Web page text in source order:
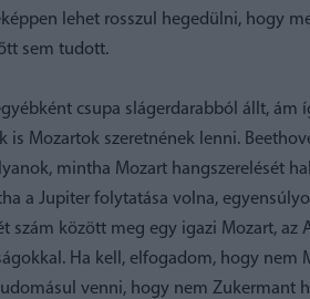
lehet rosszul hegedülni, hogy
sem tudott.
csupa slágerdarabból állt,
is Mozartok szeretnének lenni.
mintha Mozart hangszerelését
a Jupiter folytatása volna,
szám között meg egy igazi Mozart,
Ha kell, elfogadom, hogy
venni, hogy nem Zukermant